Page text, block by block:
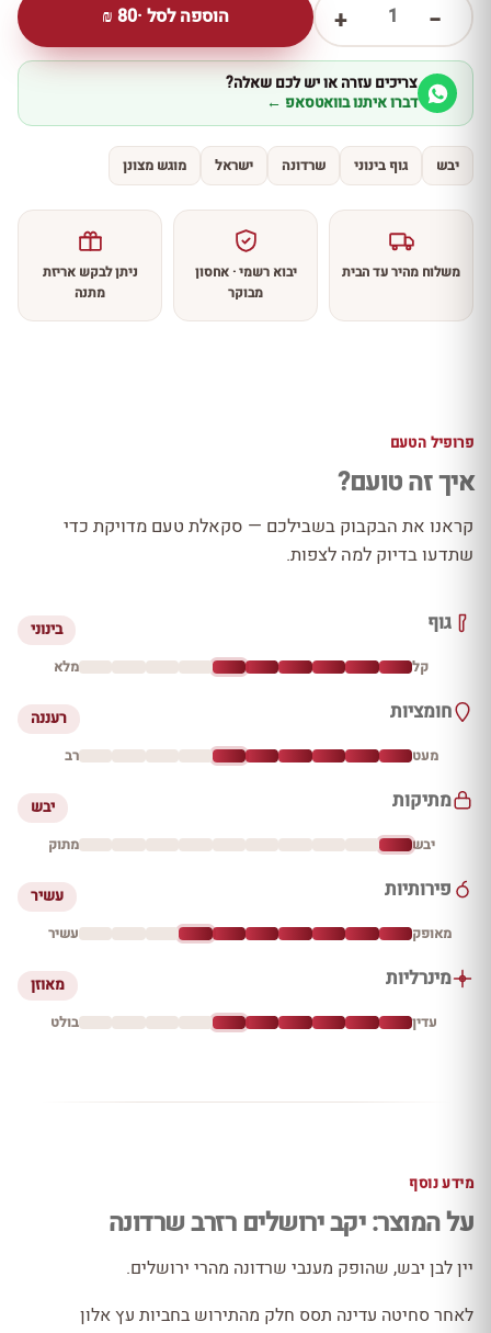
−
1
+ הוספה לסל ·80
₪
צריכים עזרה או יש לכם שאלה?
דברו איתנו בוואטסאפ ←
יבש גוף בינוני שרדונה ישראל מוגש מצונן
משלוח מהיר עד הבית
יבוא רשמי · אחסון
מבוקר
ניתן לבקש אריזת
מתנה
פרופיל הטעם
איך זה טועם?
קראנו את הבקבוק בשבילכם — סקאלת טעם מדויקת כדי
שתדעו בדיוק למה לצפות.
גוף בינוני
קל מלא
חומציות רעננה
מעט רב
מתיקות יבש
יבש מתוק
פירותיות עשיר
מאופק עשיר
מינרליות מאוזן
עדין בולט
מידע נוסף
על המוצר: יקב ירושלים רזרב שרדונה
יין לבן יבש, שהופק מענבי שרדונה מהרי ירושלים.
לאחר סחיטה עדינה תסס חלק מהתירוש בחביות עץ אלון